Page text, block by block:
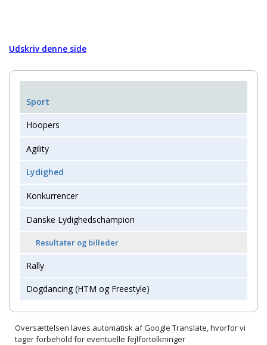
Udskriv denne side
Sport
Hoopers
Agility
Lydighed
Konkurrencer
Danske Lydighedschampion
Resultater og billeder
Rally
Dogdancing (HTM og Freestyle)
Oversættelsen laves automatisk af Google Translate, hvorfor vi
tager forbehold for eventuelle fejlfortolkninger